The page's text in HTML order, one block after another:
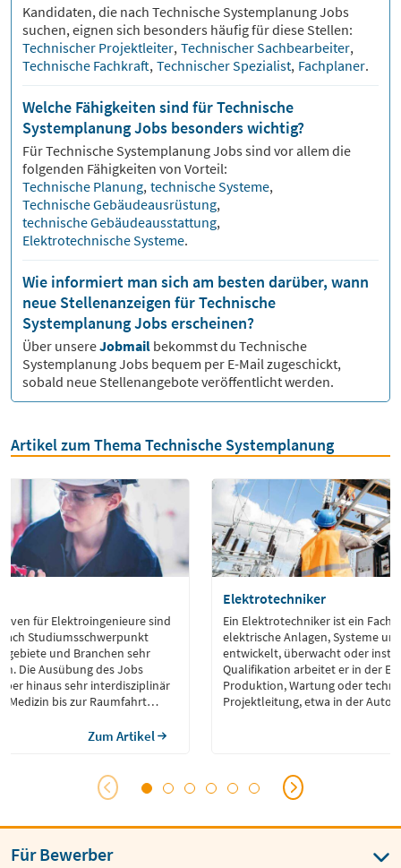
Kandidaten, die nach Technische SystemplanungJobs
suchen, eignen sich besonders häufig für diese Stellen:
Technischer Projektleiter, Technischer Sachbearbeiter,
Technische Fachkraft, Technischer Spezialist, Fachplaner.
Welche Fähigkeiten sind für Technische
Systemplanung Jobs besonders wichtig?
FürTechnische SystemplanungJobs sind vor allem die
folgenden Fähigkeiten von Vorteil:
Technische Planung, technische Systeme,
Technische Gebäudeausrüstung,
technische Gebäudeausstattung,
Elektrotechnische Systeme.
Wie informiert man sich am besten darüber, wann
neue Stellenanzeigen für Technische
Systemplanung Jobs erscheinen?
Über unsereJobmail bekommst du Technische
SystemplanungJobs bequem per E-Mail zugeschickt,
sobald neue Stellenangebote veröffentlicht werden.
Artikel zum Thema Technische Systemplanung
für Elektroingenieure sind
Studiumsschwerpunkt
und Branchen sehr
Die Ausübung des Jobs
hinaus sehr interdisziplinär
Medizin bis zur Raumfahrt
Zum Artikel
Elektrotechniker
Ein Elektrotechniker ist ein
elektrische Anlagen, Systeme
entwickelt, überwacht oder instand
Qualifikation arbeitet er in der
Produktion, Wartung oder
Projektleitung, etwa in der
Für Bewerber